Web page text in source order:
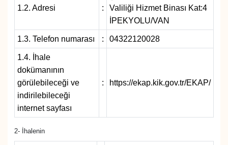
1.2. Adresi :
Valiliği Hizmet Binası Kat:4
İPEKYOLU/VAN
1.3. Telefon numarası : 04322120028
1.4. İhale
dokümanının
görülebileceği ve
indirilebileceği
internet sayfası
: https://ekap.kik.gov.tr/EKAP/
2- İhalenin
GENEL
Güncel
Gündem
Haber